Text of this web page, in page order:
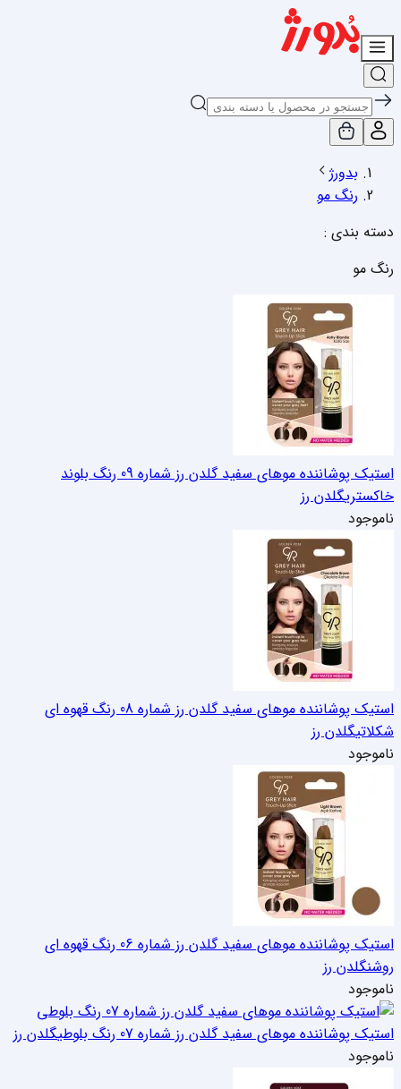
بدورژ
رنگ مو
دسته بندی :
رنگ مو
استیک پوشاننده موهای سفید گلدن رز شماره 09 رنگ بلوند
خاکستریگلدن رز
ناموجود
استیک پوشاننده موهای سفید گلدن رز شماره 08 رنگ قهوه ای
شکلاتیگلدن رز
ناموجود
استیک پوشاننده موهای سفید گلدن رز شماره 06 رنگ قهوه ای
روشنگلدن رز
ناموجود
استیک پوشاننده موهای سفید گلدن رز شماره 07 رنگ بلوطی
گلدن رز
ناموجود